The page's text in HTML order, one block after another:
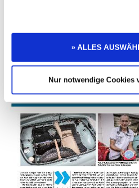
» ALLES
Nur notwendige Cookies